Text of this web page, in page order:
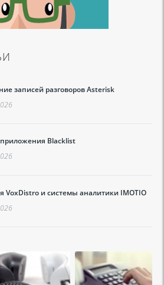
записей разговоров Asterisk
Blacklist
VoxDistro и системы аналитики IMOTIO